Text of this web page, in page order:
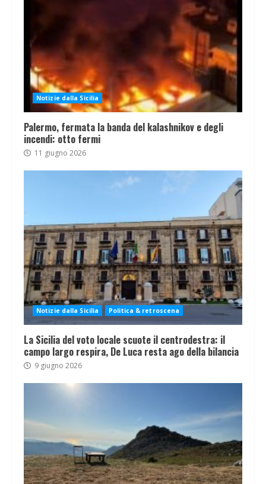
Notizie dalla Sicilia
Palermo, fermata la banda del kalashnikov e degli
incendi: otto fermi
11 giugno 2026
Notizie dalla Sicilia Politica & retroscena
La Sicilia del voto locale scuote il centrodestra: il
campo largo respira, De Luca resta ago della bilancia
9 giugno 2026